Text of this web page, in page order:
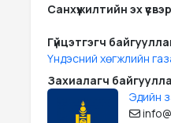
Санхүүжилтийн эх үүсвэр
Гүйцэтгэгч
Үндэсний хөгжлийн
Захиалагч
Эдийн